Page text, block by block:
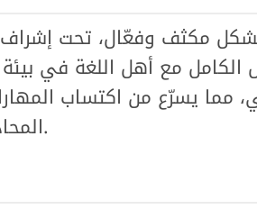
بشكل مكثف وفعّال، تحت
مما يسرّع من اكتساب
المحادثة، القراءة، والكتابة.